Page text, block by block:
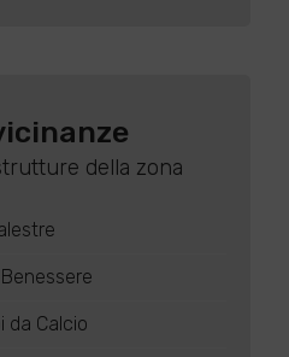
della zona
da Calcio